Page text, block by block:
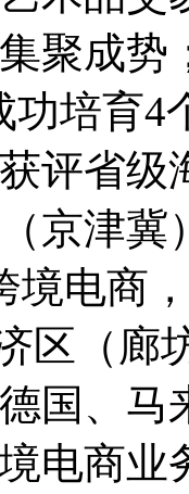
聚成势
功培育
评省级
京津冀
境电商
区（廊
国、
电商